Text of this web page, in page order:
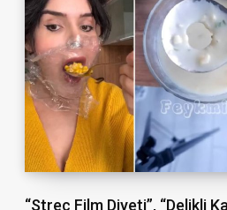
“Streç Film Diyeti”, “Delikli